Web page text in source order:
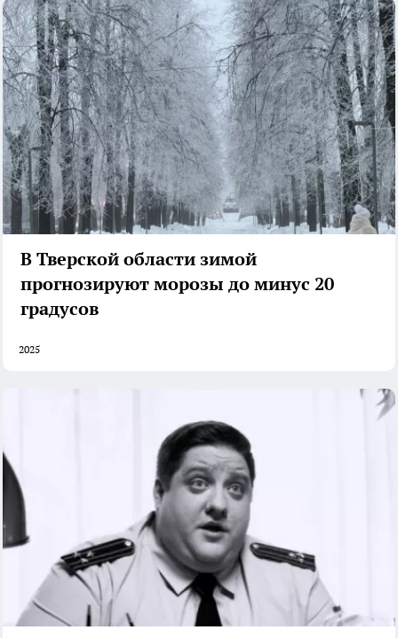
В Тверской области зимой
прогнозируют морозы до минус 20
градусов
2025